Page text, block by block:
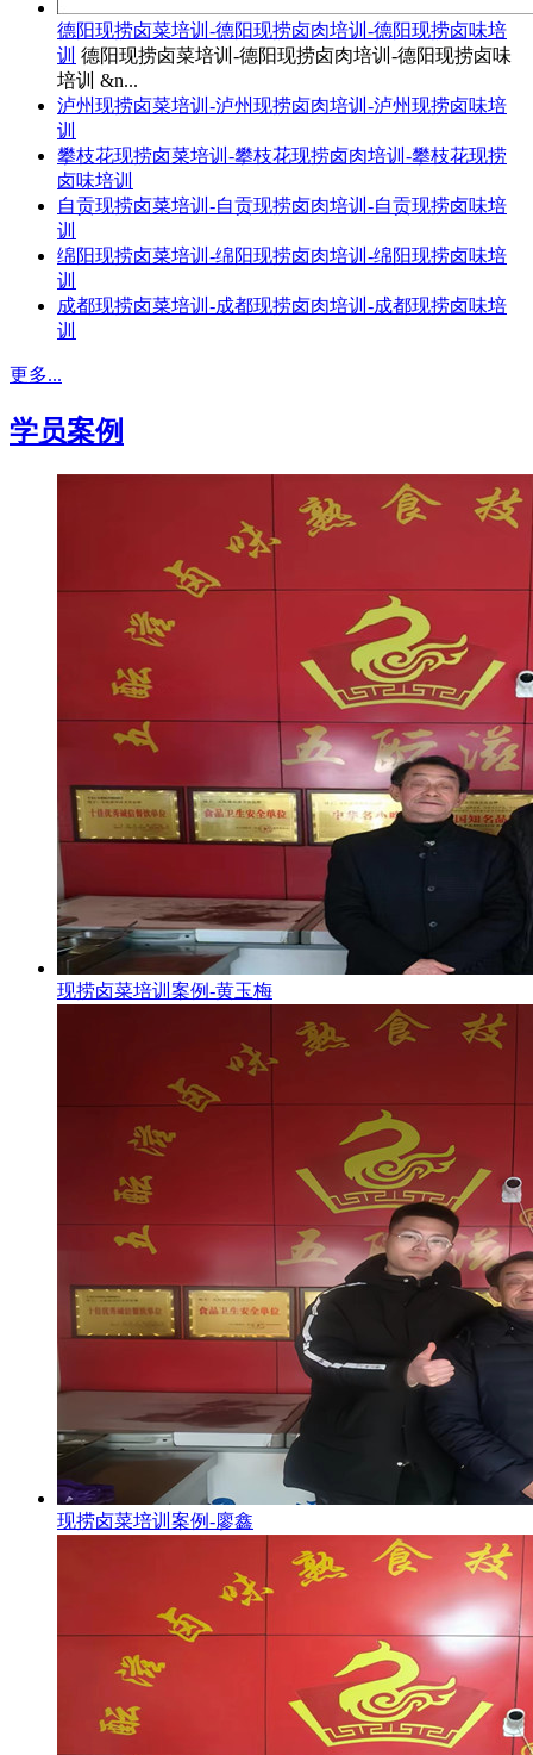
德阳现捞卤菜培训-德阳现捞卤肉培训-德阳现捞卤味培
训 德阳现捞卤菜培训-德阳现捞卤肉培训-德阳现捞卤味
培训 &n...
泸州现捞卤菜培训-泸州现捞卤肉培训-泸州现捞卤味培
训
攀枝花现捞卤菜培训-攀枝花现捞卤肉培训-攀枝花现捞
卤味培训
自贡现捞卤菜培训-自贡现捞卤肉培训-自贡现捞卤味培
训
绵阳现捞卤菜培训-绵阳现捞卤肉培训-绵阳现捞卤味培
训
成都现捞卤菜培训-成都现捞卤肉培训-成都现捞卤味培
训
更多...
学员案例
现捞卤菜培训案例-黄玉梅
现捞卤菜培训案例-廖鑫